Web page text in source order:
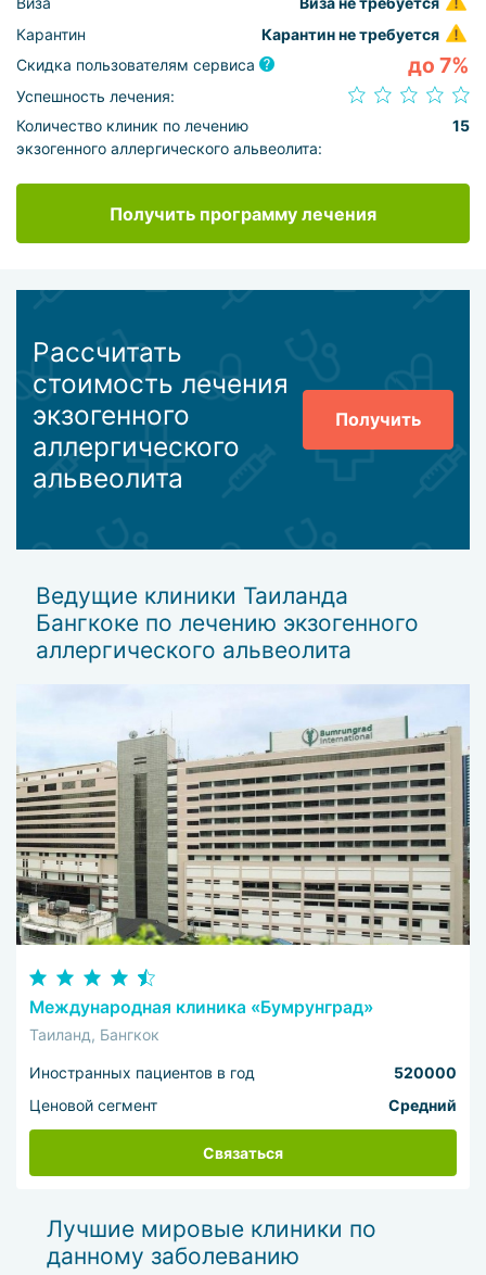
Карантин
Карантин не требуется
Скидка пользователям сервиса
до 7%
Успешность лечения:
Количество клиник по лечению
экзогенного аллергического альвеолита:
15
Получить программу лечения
Рассчитать
стоимость лечения
экзогенного
аллергического
альвеолита
Получить
Ведущие клиники Таиланда
Бангкоке по лечению экзогенного
аллергического альвеолита
Международная клиника «Бумрунград»
Таиланд, Бангкок
Иностранных пациентов в год
520000
Ценовой сегмент
Средний
Связаться
Лучшие мировые клиники по
данному заболеванию